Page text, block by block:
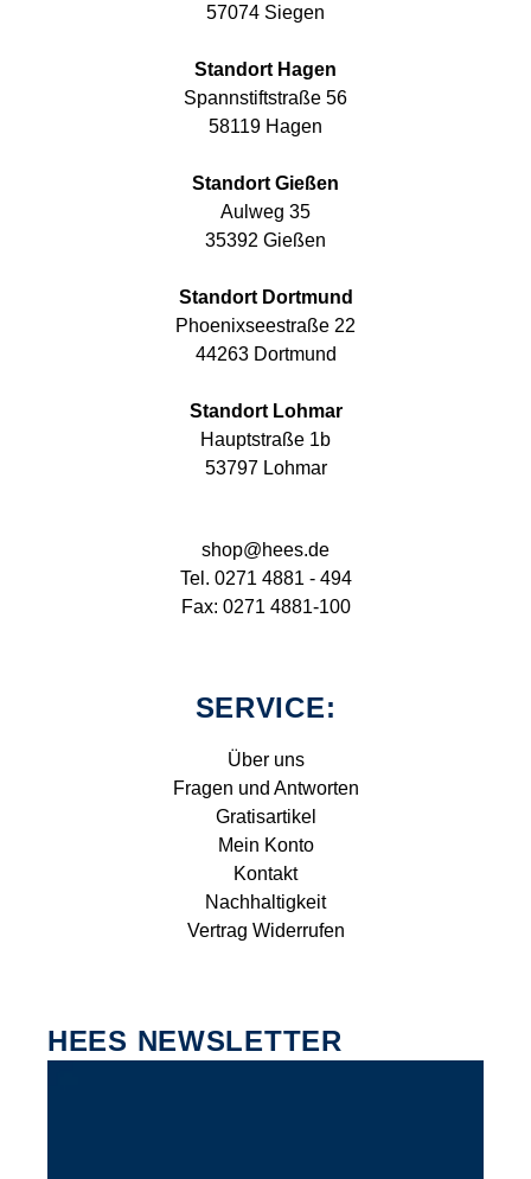
57074 Siegen
Standort Hagen
Spannstiftstraße 56
58119 Hagen
Standort Gießen
Aulweg 35
35392 Gießen
Standort Dortmund
Phoenixseestraße 22
44263 Dortmund
Standort Lohmar
Hauptstraße 1b
53797 Lohmar
shop@hees.de
Tel. 0271 4881 - 494
Fax: 0271 4881-100
SERVICE:
Über uns
Fragen und Antworten
Gratisartikel
Mein Konto
Kontakt
Nachhaltigkeit
Vertrag Widerrufen
HEES NEWSLETTER